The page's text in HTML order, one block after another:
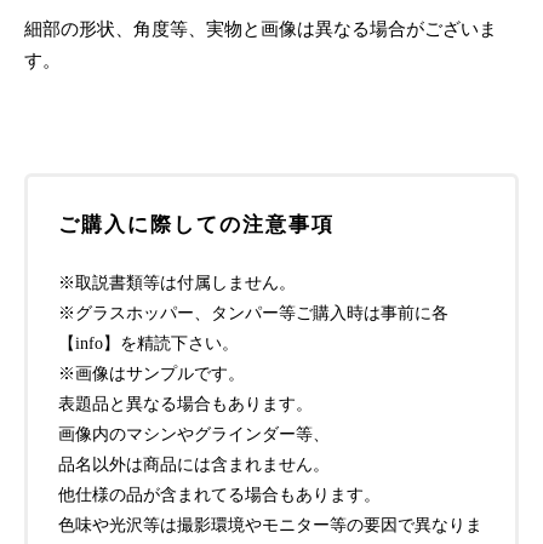
細部の形状、角度等、実物と画像は異なる場合がございま
す。
ご購入に際しての注意事項
※取説書類等は付属しません。
※グラスホッパー、タンパー等ご購入時は事前に各
【info】を精読下さい。
※画像はサンプルです。
表題品と異なる場合もあります。
画像内のマシンやグラインダー等、
品名以外は商品には含まれません。
他仕様の品が含まれてる場合もあります。
色味や光沢等は撮影環境やモニター等の要因で異なりま